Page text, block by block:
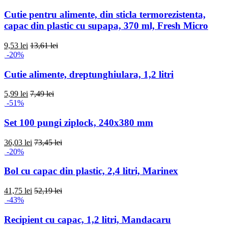
Cutie pentru alimente, din sticla termorezistenta,
capac din plastic cu supapa, 370 ml, Fresh Micro
9,53 lei 13,61 lei
-20%
Cutie alimente, dreptunghiulara, 1,2 litri
5,99 lei 7,49 lei
-51%
Set 100 pungi ziplock, 240x380 mm
36,03 lei 73,45 lei
-20%
Bol cu capac din plastic, 2,4 litri, Marinex
41,75 lei 52,19 lei
-43%
Recipient cu capac, 1,2 litri, Mandacaru